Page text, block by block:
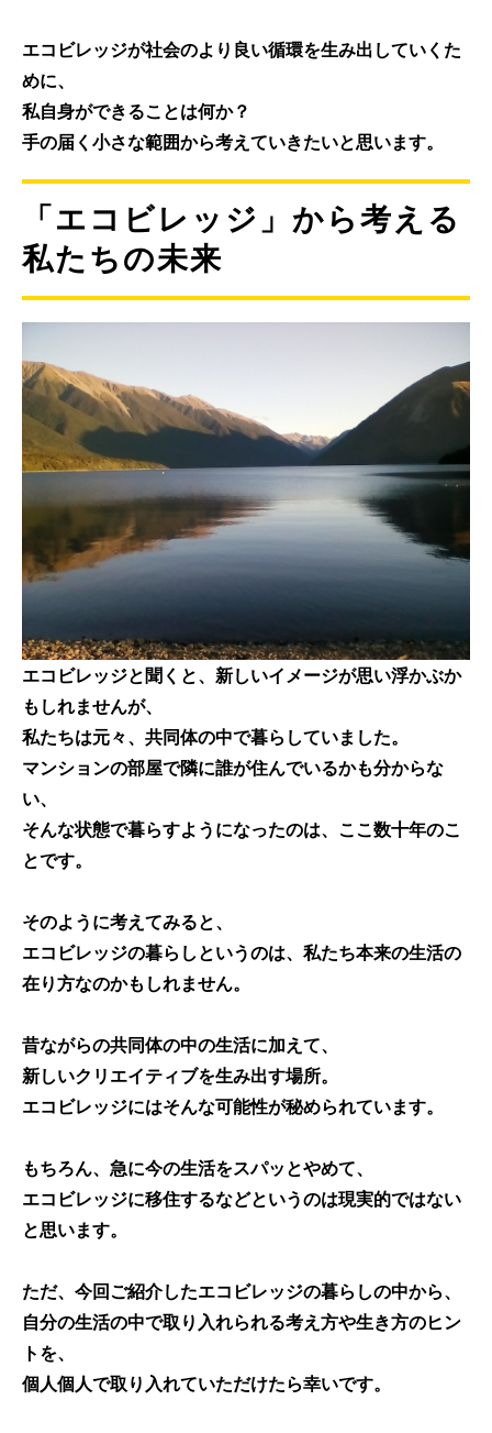
エコビレッジが社会のより良い循環を生み出していくた
めに、
私自身ができることは何か？
手の届く小さな範囲から考えていきたいと思います。
「エコビレッジ」から考える
私たちの未来
エコビレッジと聞くと、新しいイメージが思い浮かぶか
もしれませんが、
私たちは元々、 共同体の中で暮らしていました。
マンションの部屋で隣に誰が住んでいるかも分からな
い、
そんな状態で暮らすようになったのは、ここ数十年のこ
とです。
そのように考えてみると、
エコビレッジの暮らしというのは、 私たち本来の生活の
在り方なのかもしれません。
昔ながらの共同体の中の生活に加えて、
新しいクリエイティブを生み出す場所。
エコビレッジにはそんな可能性が秘められています。
もちろん、急に今の生活をスパッとやめて、
エコビレッジに移住するなどというのは現実的ではない
と思います。
ただ、今回ご紹介したエコビレッジの暮らしの中から、
自分の生活の中で取り入れられる考え方や生き方のヒン
トを、
個人個人で取り入れていただけたら幸いです。